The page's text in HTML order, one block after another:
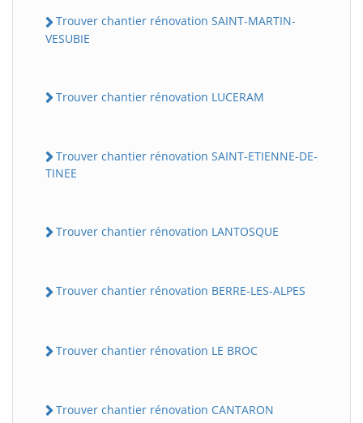
Trouver chantier rénovation SAINT-MARTIN-
VESUBIE
Trouver chantier rénovation LUCERAM
Trouver chantier rénovation SAINT-ETIENNE-DE-
TINEE
Trouver chantier rénovation LANTOSQUE
Trouver chantier rénovation BERRE-LES-ALPES
Trouver chantier rénovation LE BROC
Trouver chantier rénovation CANTARON